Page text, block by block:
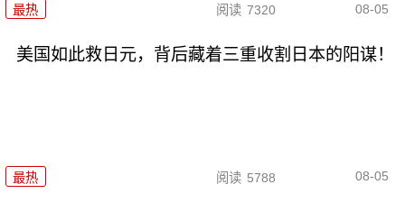
最热 阅读 7320 08-05
美国如此救日元，背后藏着三重收割日本的阳谋！
最热 阅读 5788 08-05